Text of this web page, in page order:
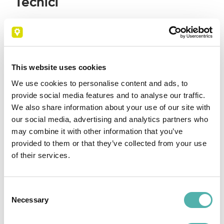
This website uses cookies
We use cookies to personalise content and ads, to
provide social media features and to analyse our traffic.
We also share information about your use of our site with
our social media, advertising and analytics partners who
may combine it with other information that you’ve
provided to them or that they’ve collected from your use
of their services.
Selection
Necessary
Tecnici
L’app
è una soluzione completa,
ideale per semplificare il lavoro degli
permettel’automatizzazione dei processi
aziendali più ripetitivi con accesso ai dati da
Mobile, ancheoffline.
personalizzabile
inserire i
moduli aggiuntivi e le
funzionalità
necessarie in base alle tue necessità. Potrai
avere accesso alle tue
La piattaforma, inoltre, permette il
controllo